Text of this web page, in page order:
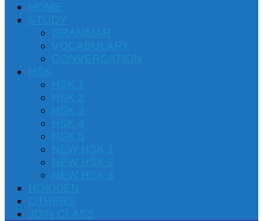
HOME
STUDY
GRAMMAR
VOCABULARY
CONVERSATION
HSK
HSK 1
HSK 2
HSK 3
HSK 4
HSK 5
NEW HSK 1
NEW HSK 2
NEW HSK 3
HOKKIEN
OTHERS
JOIN CLASS